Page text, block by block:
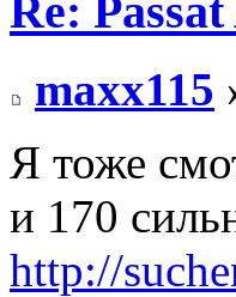
Re:
maxx115
Я тоже
и 170
http://